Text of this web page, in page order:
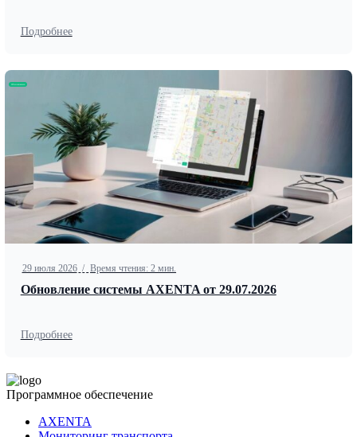
Подробнее
Обновление
29 июля 2026 / Время чтения: 2 мин.
Обновление системы AXENTA от 29.07.2026
Подробнее
Программное обеспечение
AXENTA